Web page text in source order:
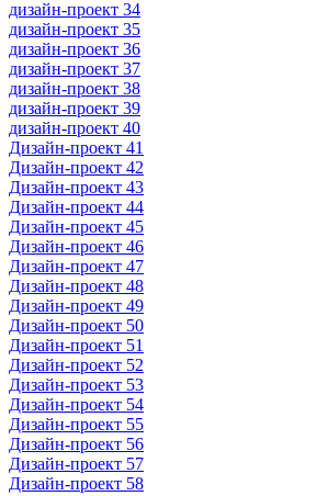
дизайн-проект 34
дизайн-проект 35
дизайн-проект 36
дизайн-проект 37
дизайн-проект 38
дизайн-проект 39
дизайн-проект 40
Дизайн-проект 41
Дизайн-проект 42
Дизайн-проект 43
Дизайн-проект 44
Дизайн-проект 45
Дизайн-проект 46
Дизайн-проект 47
Дизайн-проект 48
Дизайн-проект 49
Дизайн-проект 50
Дизайн-проект 51
Дизайн-проект 52
Дизайн-проект 53
Дизайн-проект 54
Дизайн-проект 55
Дизайн-проект 56
Дизайн-проект 57
Дизайн-проект 58